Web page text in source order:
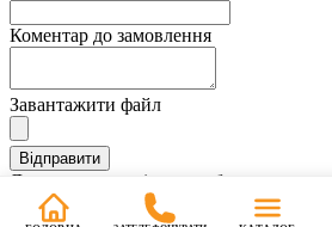
Коментар до замовлення
Завантажити файл
Дякуємо, ви успішно зробили
Найближчим часом з вами зв'яжеться